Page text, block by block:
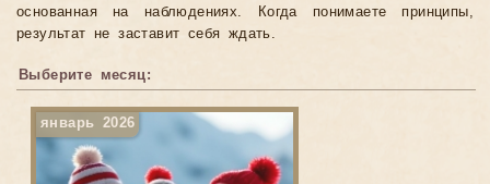
основанная на наблюдениях. Когда понимаете принципы,
результат не заставит себя ждать.
Выберите месяц:
январь 2026